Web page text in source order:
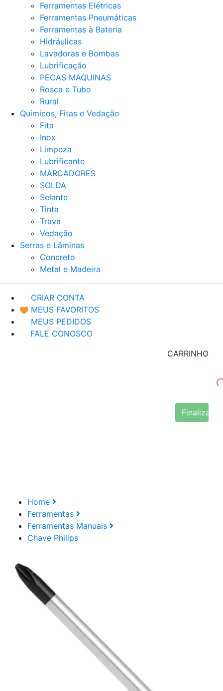
Ferramentas Elétricas
Ferramentas Pneumáticas
Ferramentas à Bateria
Hidráulicas
Lavadoras e Bombas
Lubrificação
PECAS MAQUINAS
Rosca e Tubo
Rural
Químicos, Fitas e Vedação
Fita
Inox
Limpeza
Lubrificante
MARCADORES
SOLDA
Selante
Tinta
Trava
Vedação
Serras e Lâminas
Concreto
Metal e Madeira
CRIAR CONTA
MEUS FAVORITOS
MEUS PEDIDOS
FALE CONOSCO
CARRINHO
Finalizar
Home
Ferramentas
Ferramentas Manuais
Chave Philips